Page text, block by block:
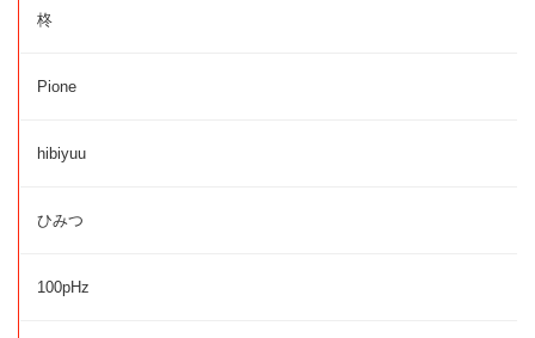
柊
Pione
hibiyuu
ひみつ
100pHz